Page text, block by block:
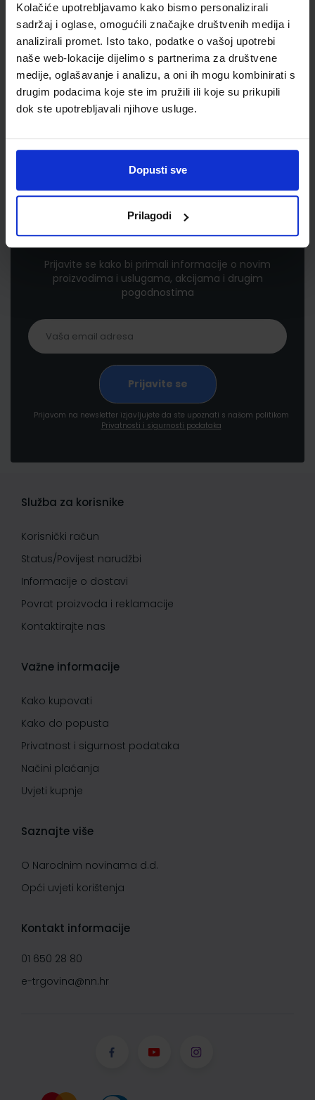
Kolačiće upotrebljavamo kako bismo personalizirali
sadržaj i oglase, omogućili značajke društvenih medija i
analizirali promet. Isto tako, podatke o vašoj upotrebi
naše web-lokacije dijelimo s partnerima za društvene
medije, oglašavanje i analizu, a oni ih mogu kombinirati s
drugim podacima koje ste im pružili ili koje su prikupili
dok ste upotrebljavali njihove usluge.
Dopusti sve
Prilagodi
Vrsta škole
2 GIMNAZIJA
Nastavni predmet
TALIJANSKI JEZIK
Reg br min
Newsletter prijava
Prijavite se kako bi primali informacije o novim
proizvodima i uslugama, akcijama i drugim
pogodnostima
Prijavom na newsletter izjavljujete da ste upoznati s našom politikom
Privatnosti i sigurnosti podataka
Služba za korisnike
Korisnički račun
Status/Povijest narudžbi
Informacije o dostavi
Povrat proizvoda i reklamacije
Kontaktirajte nas
Važne informacije
Kako kupovati
Kako do popusta
Privatnost i sigurnost podataka
Načini plaćanja
Uvjeti kupnje
Saznajte više
O Narodnim novinama d.d.
Opći uvjeti korištenja
Kontakt informacije
01 650 28 80
e-trgovina@nn.hr